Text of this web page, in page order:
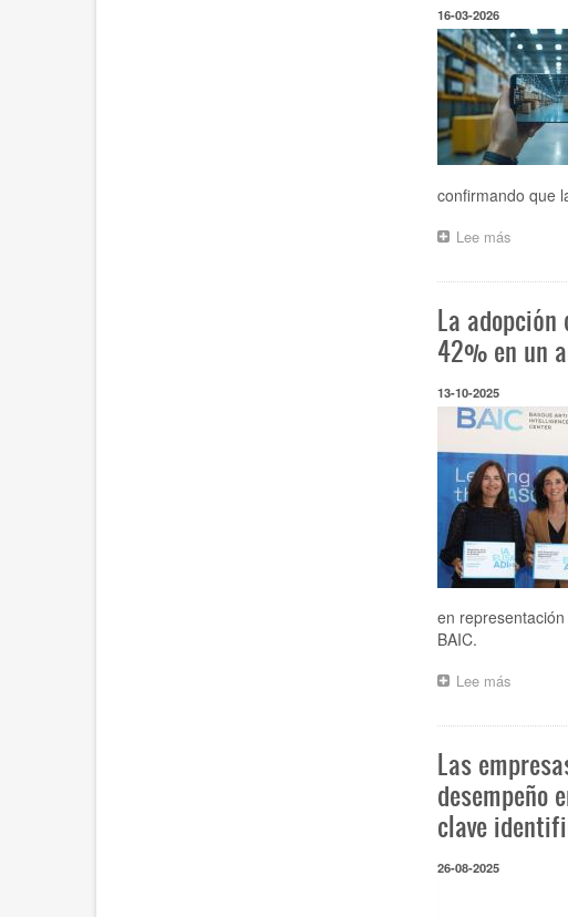
utilizó
una
o
más
digitales,
un
1,3%
más
que
2024
16-03-2026
confirmando que
Lee mássobre
pymes
Euskadi
aceleran
su
la
IA
tras
el
programa
formativo
por
el
Vasco,
BAIC
La
42% en un
13-10-2025
en
BAIC.
Lee mássobre
adopción
la
Artificial
en
Euskadi
Las
desempeño
clave
26-08-2025